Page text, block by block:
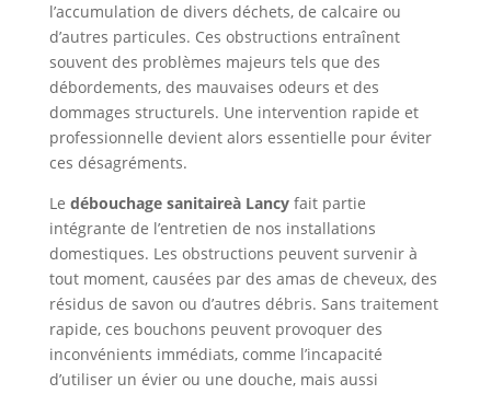
l’accumulation de divers déchets, de calcaire ou
d’autres particules. Ces obstructions entraînent
souvent des problèmes majeurs tels que des
débordements, des mauvaises odeurs et des
dommages structurels. Une intervention rapide et
professionnelle devient alors essentielle pour éviter
ces désagréments.
Le débouchage sanitaireà Lancyfait partie
intégrante de l’entretien de nos installations
domestiques. Les obstructions peuvent survenir à
tout moment, causées par des amas de cheveux, des
résidus de savon ou d’autres débris. Sans traitement
rapide, ces bouchons peuvent provoquer des
inconvénients immédiats, comme l’incapacité
d’utiliser un évier ou une douche, mais aussi